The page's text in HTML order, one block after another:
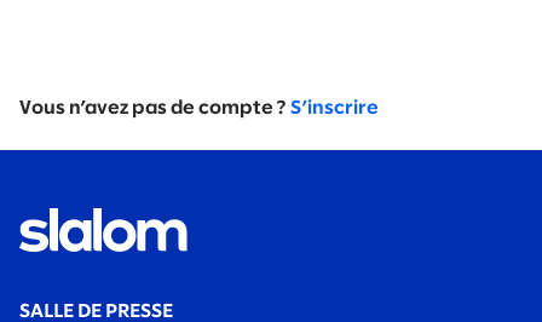
Vous n’avez pas de compte ? S’inscrire
SALLE DE PRESSE